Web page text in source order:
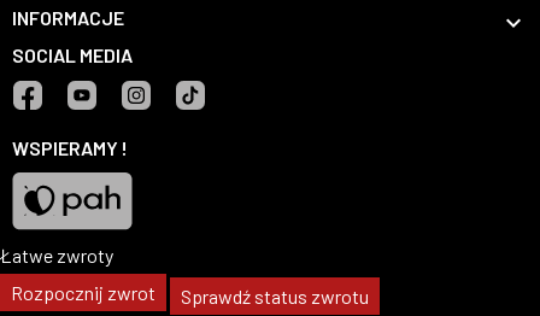
INFORMACJE 
SOCIAL MEDIA
WSPIERAMY !
Pah
Łatwe zwroty
Rozpocznij zwrot
Sprawdź status zwrotu